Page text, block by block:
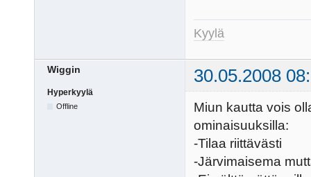
Kyylä
Wiggin 30.05.2008
Hyperkyylä
Offline
Miun kautta vois
ominaisuuksilla:
-Tilaa riittävästi
-Järvimaisema